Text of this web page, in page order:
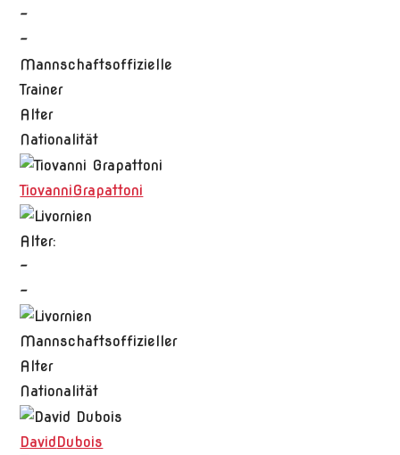
-
-
Mannschaftsoffizielle
Trainer
Alter
Nationalität
TiovanniGrapattoni
Alter:
-
-
Mannschaftsoffizieller
Alter
Nationalität
DavidDubois